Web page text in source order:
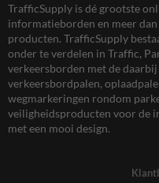
TrafficSupply is dé grootste
informatieborden en meer
producten. TrafficSupply
onder te verdelen in Traffic,
verkeersborden met de
verkeersbordpalen,
wegmarkeringen rondom
veiligheidsproducten voor de
met een mooi design.